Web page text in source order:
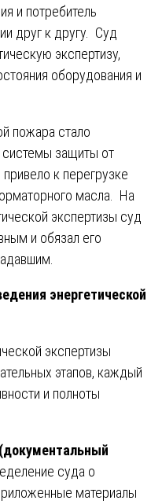
и потребитель
друг к другу. Суд
экспертизу,
оборудования и
пожара стало
системы защиты от
к перегрузке
масла. На
экспертизы суд
и обязал его
энергетической
экспертизы
этапов, каждый
и полноты
суда о
материалы